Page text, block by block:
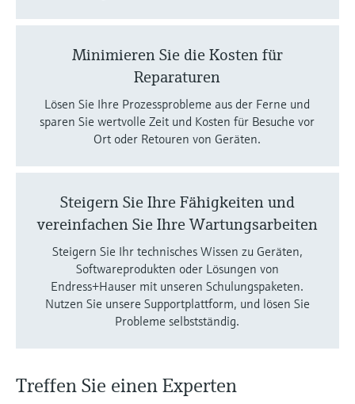
Minimieren Sie die Kosten für
Reparaturen
Lösen Sie Ihre Prozessprobleme aus der Ferne und
sparen Sie wertvolle Zeit und Kosten für Besuche vor
Ort oder Retouren von Geräten.
Steigern Sie Ihre Fähigkeiten und
vereinfachen Sie Ihre Wartungsarbeiten
Steigern Sie Ihr technisches Wissen zu Geräten,
Softwareprodukten oder Lösungen von
Endress+Hauser mit unseren Schulungspaketen.
Nutzen Sie unsere Supportplattform, und lösen Sie
Probleme selbstständig.
Treffen Sie einen Experten